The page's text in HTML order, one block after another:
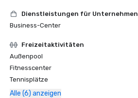
Dienstleistungen für Unternehmen
Business-Center
Freizeitaktivitäten
Außenpool
Fitnesscenter
Tennisplätze
Alle (6) anzeigen